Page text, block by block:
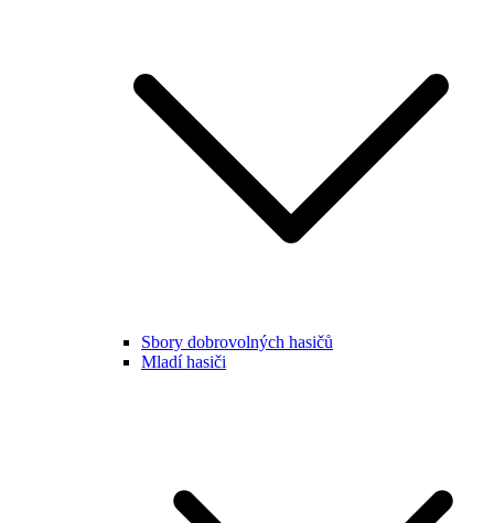
Sbory dobrovolných hasičů
Mladí hasiči